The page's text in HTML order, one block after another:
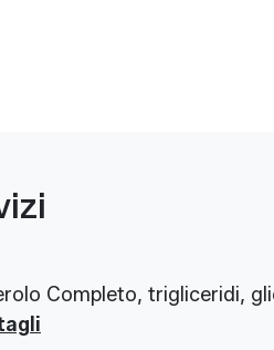
Completo, trigliceridi,